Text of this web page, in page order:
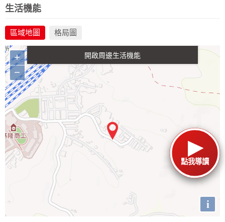
點我導讀
生活機能
區域地圖 格局圖
生活購物
+
−
i